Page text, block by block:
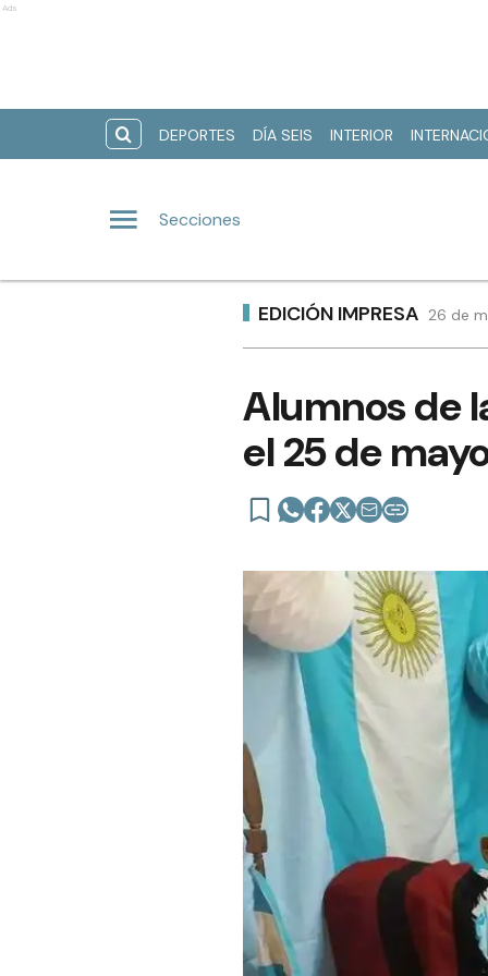
Ads
DEPORTES DÍA SEIS INTERIOR
Secciones
EDICIÓN IMPRESA 26 de
Alumnos de
el 25 de